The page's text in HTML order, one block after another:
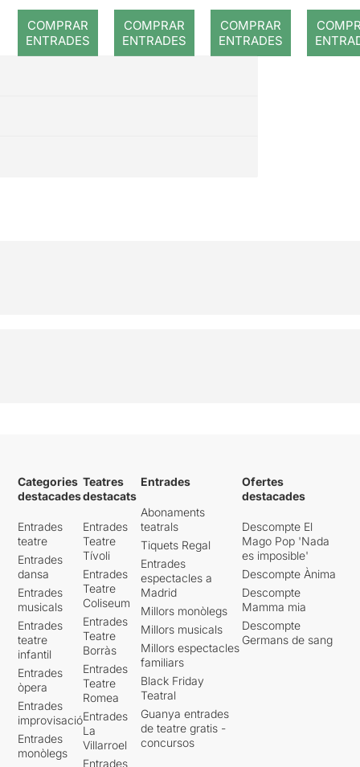
COMPRAR
ENTRADES
llett
Karlsruh
COMPRAR
ENTRADES
COMPRAR
ENTRADES
Categories
destacades
Entrades
teatre
Entrades
dansa
Entrades
musicals
Entrades
teatre
infantil
Entrades
òpera
Entrades
improvisació
Entrades
monòlegs
Teatres
destacats
Entrades
Teatre
Tívoli
Entrades
Teatre
Coliseum
Entrades
Teatre
Borràs
Entrades
Teatre
Romea
Entrades
La
Villarroel
Entrades
Entrades
Abonaments
teatrals
Tiquets Regal
Entrades
espectacles a
Madrid
Millors monòlegs
Millors musicals
Millors espectacles
familiars
Black Friday
Teatral
Guanya entrades
de teatre gratis -
concursos
Ofertes
destacades
Descompte El
Mago Pop 'Nada
es imposible'
Descompte Ànima
Descompte
Mamma mia
Descompte
Germans de sang